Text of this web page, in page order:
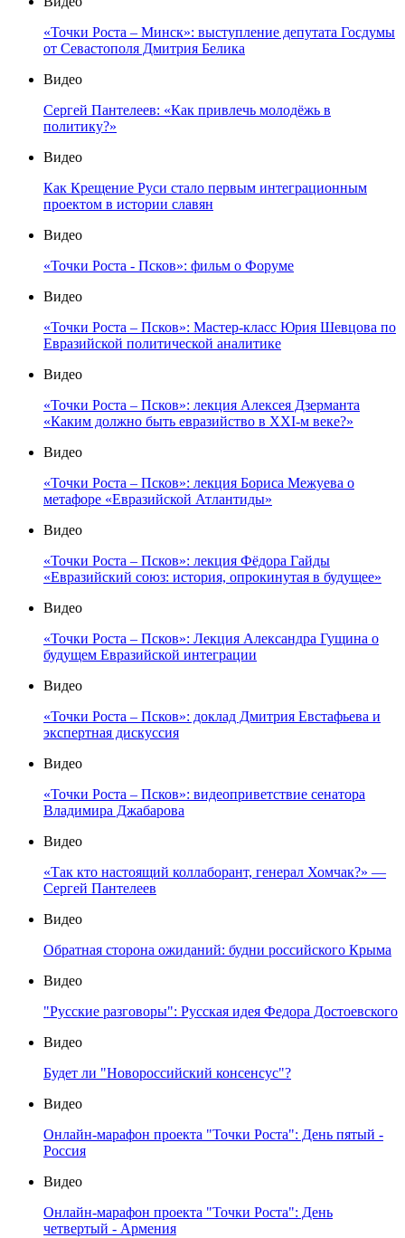
«Точки Роста – Минск»: выступление депутата Госдумы
от Севастополя Дмитрия Белика
Видео
Сергей Пантелеев: «Как привлечь молодёжь в
политику?»
Видео
Как Крещение Руси стало первым интеграционным
проектом в истории славян
Видео
«Точки Роста - Псков»: фильм о Форуме
Видео
«Точки Роста – Псков»: Мастер-класс Юрия Шевцова по
Евразийской политической аналитике
Видео
«Точки Роста – Псков»: лекция Алексея Дзерманта
«Каким должно быть евразийство в XXI-м веке?»
Видео
«Точки Роста – Псков»: лекция Бориса Межуева о
метафоре «Евразийской Атлантиды»
Видео
«Точки Роста – Псков»: лекция Фёдора Гайды
«Евразийский союз: история, опрокинутая в будущее»
Видео
«Точки Роста – Псков»: Лекция Александра Гущина о
будущем Евразийской интеграции
Видео
«Точки Роста – Псков»: доклад Дмитрия Евстафьева и
экспертная дискуссия
Видео
«Точки Роста – Псков»: видеоприветствие сенатора
Владимира Джабарова
Видео
«Так кто настоящий коллаборант, генерал Хомчак?» —
Сергей Пантелеев
Видео
Обратная сторона ожиданий: будни российского Крыма
Видео
"Русские разговоры": Русская идея Федора Достоевского
Видео
Будет ли "Новороссийский консенсус"?
Видео
Онлайн-марафон проекта "Точки Роста": День пятый -
Россия
Видео
Онлайн-марафон проекта "Точки Роста": День
четвертый - Армения